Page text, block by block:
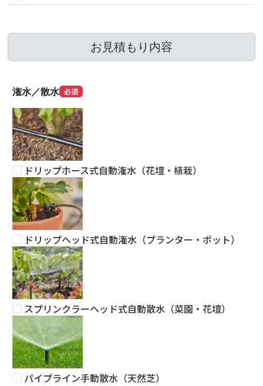
お見積もり内容
潅水／散水 必須
ドリップホース式自動潅水（花壇・植栽）
ドリップヘッド式自動潅水（プランター・ポット）
スプリンクラーヘッド式自動散水（菜園・花壇）
パイプライン手動散水（天然芝）